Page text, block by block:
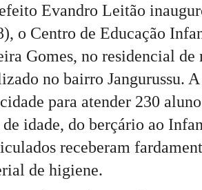
Evandro Leitão
o Centro de Educação
Gomes, no residencial de
no bairro Jangurussu.
para atender 230
de idade, do berçário ao
receberam
de higiene.